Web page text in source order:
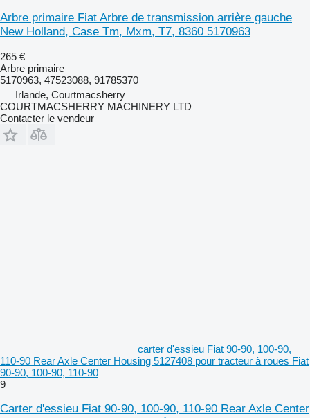
Arbre primaire Fiat Arbre de transmission arrière gauche
New Holland, Case Tm, Mxm, T7, 8360 5170963
265 €
Arbre primaire
5170963, 47523088, 91785370
Irlande, Courtmacsherry
COURTMACSHERRY MACHINERY LTD
Contacter le vendeur
carter d'essieu Fiat 90-90, 100-90,
110-90 Rear Axle Center Housing 5127408 pour tracteur à roues Fiat
90-90, 100-90, 110-90
9
Carter d'essieu Fiat 90-90, 100-90, 110-90 Rear Axle Center